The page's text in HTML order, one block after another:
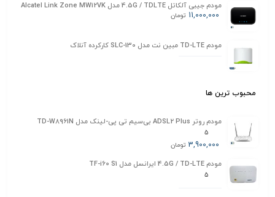
مودم جیبی آلکاتل 4.5G / TDLTE مدل Alcatel Link Zone MW12VK
11,000,000 تومان
مودم TD-LTE مبین نت مدل SLC-130 کارکرده آنلاک
محبوب ترین ها
مودم روتر ADSL2 Plus بی‌سیم تی پی-لینک مدل TD-W8961N
5
3,900,000 تومان
مودم 4.5G / TD-LTE ایرانسل مدل TF-i60 S1
5